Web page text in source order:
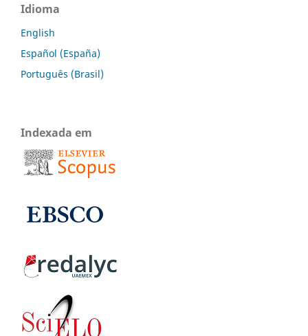
Idioma
English
Español (España)
Português (Brasil)
Indexada em